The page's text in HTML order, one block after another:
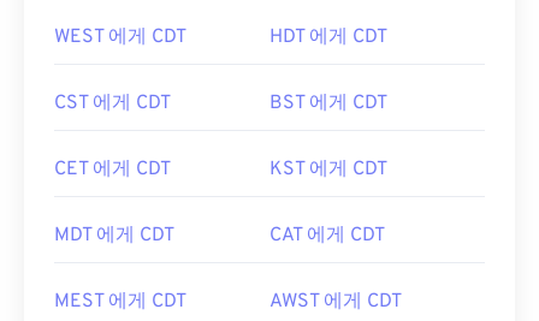
WEST 에게 CDT HDT 에게 CDT
CST 에게 CDT BST 에게 CDT
CET 에게 CDT KST 에게 CDT
MDT 에게 CDT CAT 에게 CDT
MEST 에게 CDT AWST 에게 CDT